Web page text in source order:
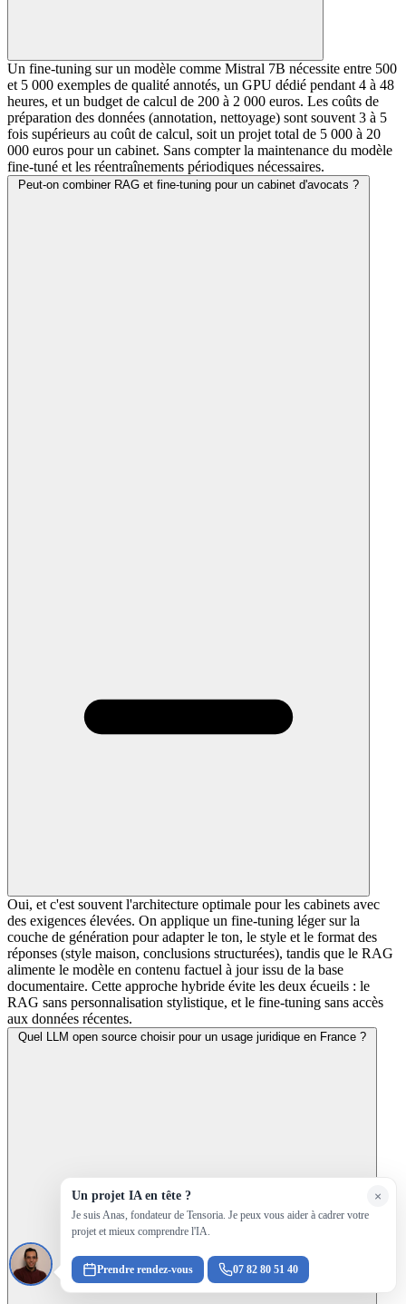
Un fine-tuning sur un modèle comme Mistral 7B nécessite entre 500
et 5 000 exemples de qualité annotés, un GPU dédié pendant 4 à 48
heures, et un budget de calcul de 200 à 2 000 euros. Les coûts de
préparation des données (annotation, nettoyage) sont souvent 3 à 5
fois supérieurs au coût de calcul, soit un projet total de 5 000 à 20
000 euros pour un cabinet. Sans compter la maintenance du modèle
fine-tuné et les réentraînements périodiques nécessaires.
Peut-on combiner RAG et fine-tuning pour un cabinet d'avocats ?
Oui, et c'est souvent l'architecture optimale pour les cabinets avec
des exigences élevées. On applique un fine-tuning léger sur la
couche de génération pour adapter le ton, le style et le format des
réponses (style maison, conclusions structurées), tandis que le RAG
alimente le modèle en contenu factuel à jour issu de la base
documentaire. Cette approche hybride évite les deux écueils : le
RAG sans personnalisation stylistique, et le fine-tuning sans accès
aux données récentes.
Quel LLM open source choisir pour un usage juridique en France ?
×
Un projet IA en tête ?
Je suis Anas, fondateur de Tensoria. Je peux vous aider à cadrer votre
projet et mieux comprendre l'IA.
Prendre rendez-vous 07 82 80 51 40